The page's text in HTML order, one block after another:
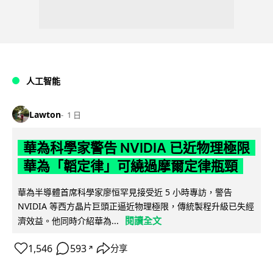
人工智能
Lawton 1 日
華為科學家警告 NVIDIA 已近物理極限
華為「韜定律」可繞過摩爾定律瓶頸
華為半導體首席科學家廖恒罕見接受近 5 小時專訪，警告
NVIDIA 等西方晶片巨頭正逼近物理極限，傳統製程升級已失經
濟效益。他同時介紹華為...
閱讀全文
1,546 593 ↗ 分享